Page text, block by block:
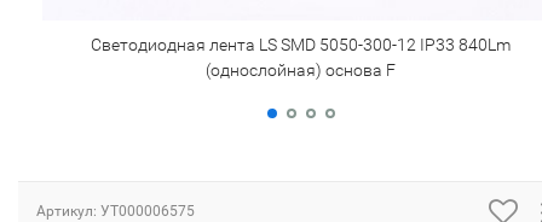
Светодиодная лента LS SMD 5050-300-12 IP33 840Lm
(однослойная) основа F
Артикул: УТ000006575